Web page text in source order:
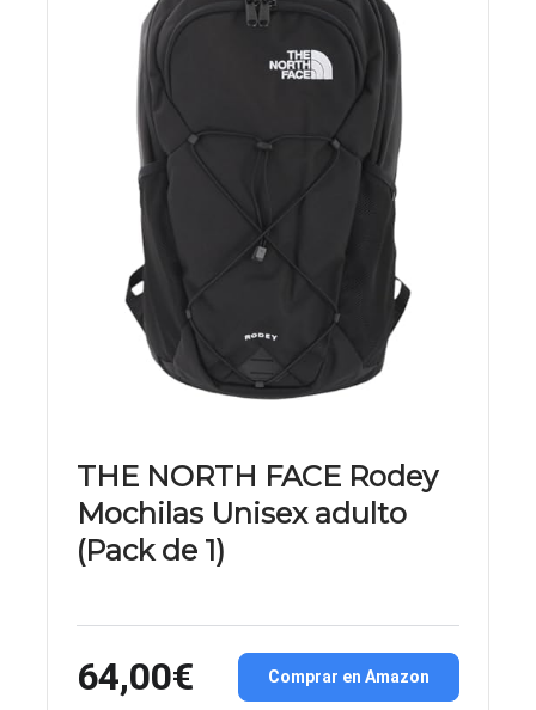
THE NORTH FACE Rodey
Mochilas Unisex adulto
(Pack de 1)
64,00€ Comprar en Amazon